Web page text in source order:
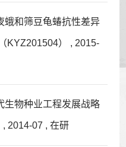
蛾和筛豆龟蝽抗性差异
KYZ201504） , 2015-
生物种业工程发展战略
2014-07 , 在研